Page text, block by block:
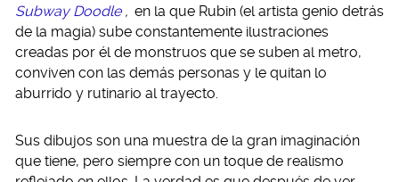
Subway Doodle , en la que Rubin (el artista genio detrás
de la magia) sube constantemente ilustraciones
creadas por él de monstruos que se suben al metro,
conviven con las demás personas y le quitan lo
aburrido y rutinario al trayecto.
Sus dibujos son una muestra de la gran imaginación
que tiene, pero siempre con un toque de realismo